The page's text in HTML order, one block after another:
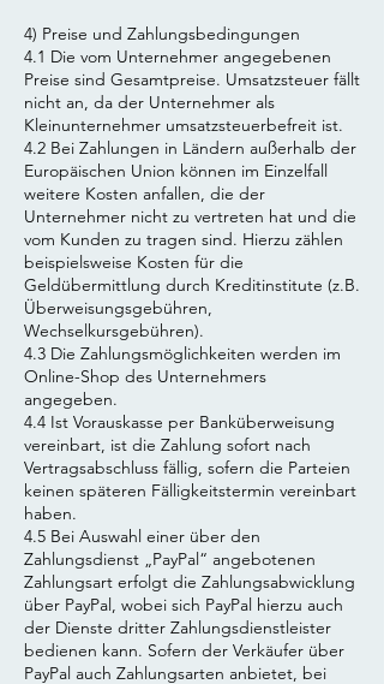
4) Preise und Zahlungsbedingungen
4.1 Die vom Unternehmer angegebenen
Preise sind Gesamtpreise. Umsatzsteuer fällt
nicht an, da der Unternehmer als
Kleinunternehmer umsatzsteuerbefreit ist.
4.2 Bei Zahlungen in Ländern außerhalb der
Europäischen Union können im Einzelfall
weitere Kosten anfallen, die der
Unternehmer nicht zu vertreten hat und die
vom Kunden zu tragen sind. Hierzu zählen
beispielsweise Kosten für die
Geldübermittlung durch Kreditinstitute (z.B.
Überweisungsgebühren,
Wechselkursgebühren).
4.3 Die Zahlungsmöglichkeiten werden im
Online-Shop des Unternehmers
angegeben.
4.4 Ist Vorauskasse per Banküberweisung
vereinbart, ist die Zahlung sofort nach
Vertragsabschluss fällig, sofern die Parteien
keinen späteren Fälligkeitstermin vereinbart
haben.
4.5 Bei Auswahl einer über den
Zahlungsdienst „PayPal“ angebotenen
Zahlungsart erfolgt die Zahlungsabwicklung
über PayPal, wobei sich PayPal hierzu auch
der Dienste dritter Zahlungsdienstleister
bedienen kann. Sofern der Verkäufer über
PayPal auch Zahlungsarten anbietet, bei